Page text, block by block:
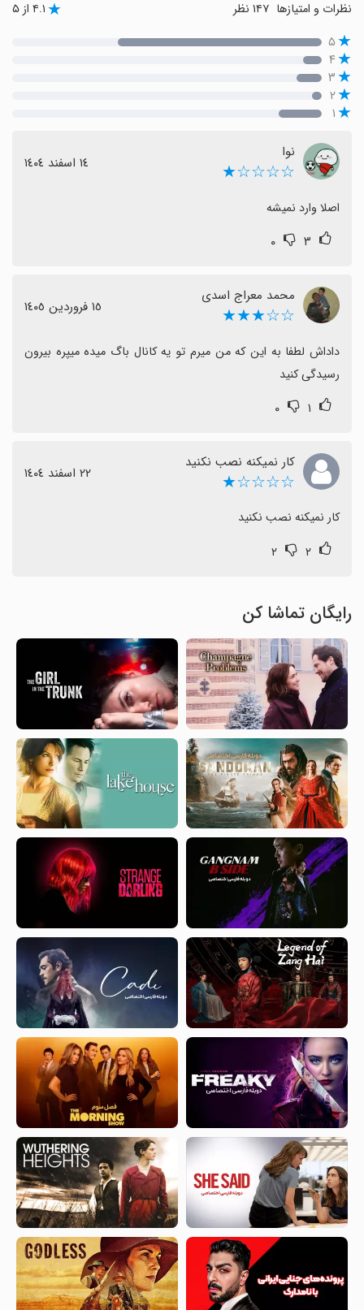
نظرات و امتیازها ۴.۱ از ۵
۵
۴
۳
۲
۱
نوا
☆☆☆☆★ ١٤ اسفند ١٤٠٤
اصلا وارد نمیشه
۳ ۰
محمد معراج اسدی
☆☆★★★ ١٥ فروردین ١٤٠٥
رسیدگی کنید
۱ ۰
کار نمیکنه نصب نکنید
☆☆☆☆★ ٢٢ اسفند ١٤٠٤
کار نمیکنه نصب نکنید
۲ ۲
رایگان تماشا کن